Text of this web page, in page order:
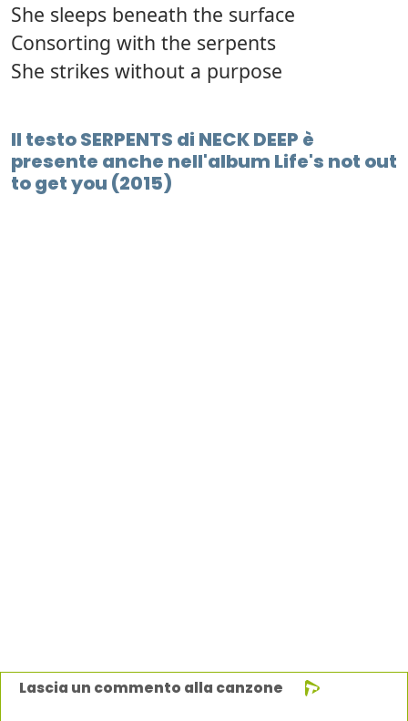
She sleeps beneath the surface
Consorting with the serpents
She strikes without a purpose
Il testo SERPENTS di NECK DEEP è
presente anche nell'album Life's not out
to get you (2015)
Lascia un commento alla canzone